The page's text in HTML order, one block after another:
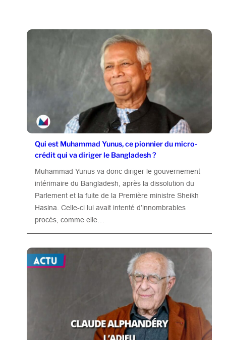
Qui est Muhammad Yunus, ce pionnier du micro-
crédit qui va diriger le Bangladesh ?
Muhammad Yunus va donc diriger le gouvernement
intérimaire du Bangladesh, après la dissolution du
Parlement et la fuite de la Première ministre Sheikh
Hasina. Celle-ci lui avait intenté d’innombrables
procès, comme elle…